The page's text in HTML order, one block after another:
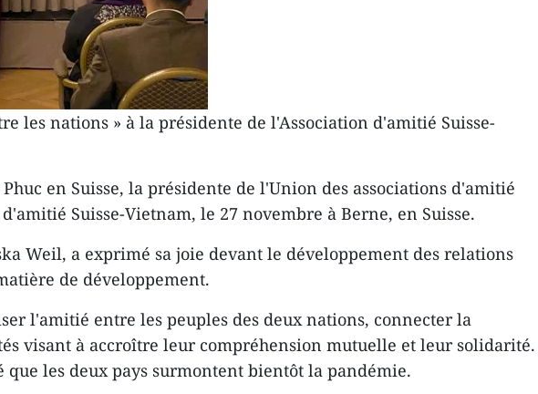
les nations » à la présidente de l'Association d'amitié Suisse-
en Suisse, la présidente de l'Union des associations d'amitié
Suisse-Vietnam, le 27 novembre à Berne, en Suisse.
Weil, a exprimé sa joie devant le développement des relations
de développement.
l'amitié entre les peuples des deux nations, connecter la
visant à accroître leur compréhension mutuelle et leur solidarité.
les deux pays surmontent bientôt la pandémie.